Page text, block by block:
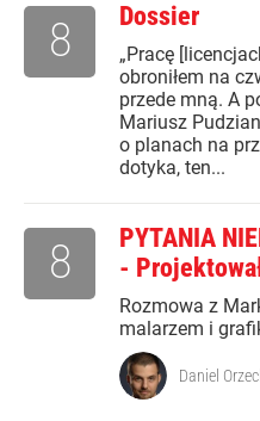
Dossier
„Pracę
obroniłem na
przede mną. A
Mariusz
o planach na
dotyka, ten...
8
PYTANIA
-
Rozmowa z
malarzem i
8
Daniel